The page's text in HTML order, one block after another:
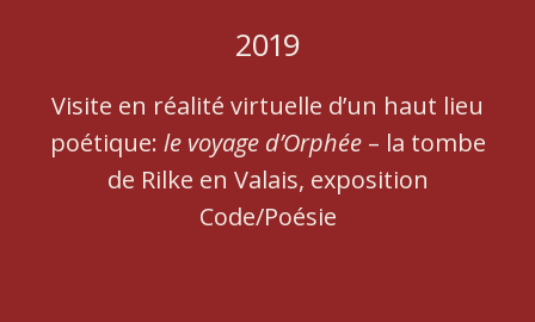
2019
Visite en réalité virtuelle d’un haut lieu
poétique: le voyage d’Orphée– la tombe
de Rilke en Valais, exposition
Code/Poésie